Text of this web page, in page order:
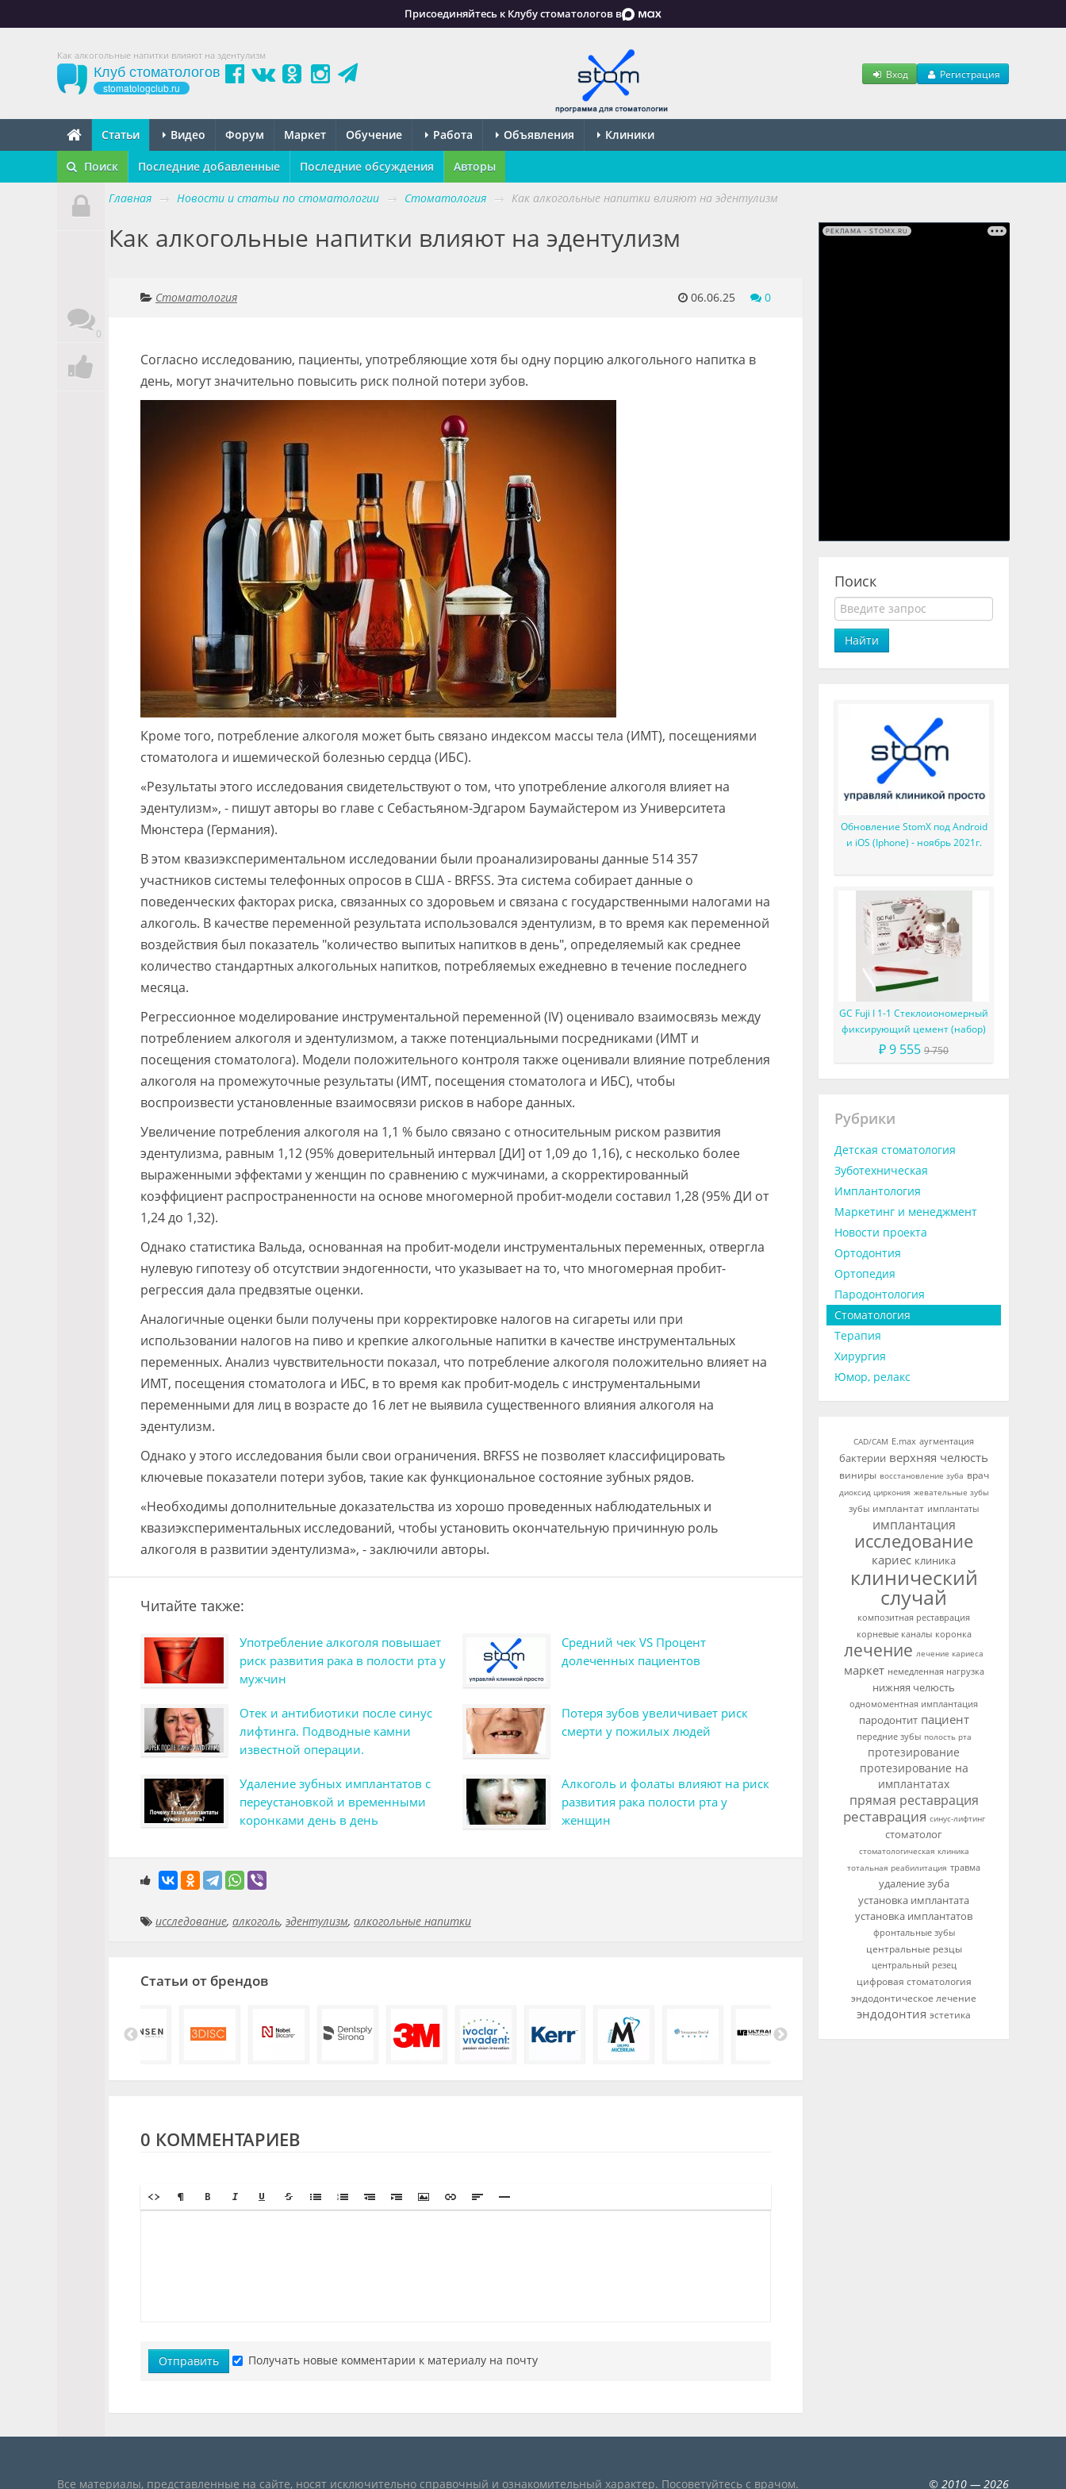
Присоединяйтесь к Клубу стоматологов в
Как алкогольные напитки влияют на эдентулизм
Клуб стоматологов
stomatologclub.ru
Вход Регистрация
Статьи Видео Форум Маркет Обучение Работа Объявления Клиники
Поиск Последние добавленные Последние обсуждения Авторы
0
Главная → Новости и статьи по стоматологии → Стоматология → Как алкогольные напитки влияют на эдентулизм
Как алкогольные напитки влияют на эдентулизм
Стоматология 06.06.25 0
Согласно исследованию, пациенты, употребляющие хотя бы одну порцию алкогольного напитка в
день, могут значительно повысить риск полной потери зубов.
Кроме того, потребление алкоголя может быть связано индексом массы тела (ИМТ), посещениями
стоматолога и ишемической болезнью сердца (ИБС).
«Результаты этого исследования свидетельствуют о том, что употребление алкоголя влияет на
эдентулизм», - пишут авторы во главе с Себастьяном-Эдгаром Баумайстером из Университета
Мюнстера (Германия).
В этом квазиэкспериментальном исследовании были проанализированы данные 514 357
участников системы телефонных опросов в США - BRFSS. Эта система собирает данные о
поведенческих факторах риска, связанных со здоровьем и связана с государственными налогами на
алкоголь. В качестве переменной результата использовался эдентулизм, в то время как переменной
воздействия был показатель "количество выпитых напитков в день", определяемый как среднее
количество стандартных алкогольных напитков, потребляемых ежедневно в течение последнего
месяца.
Регрессионное моделирование инструментальной переменной (IV) оценивало взаимосвязь между
потреблением алкоголя и эдентулизмом, а также потенциальными посредниками (ИМТ и
посещения стоматолога). Модели положительного контроля также оценивали влияние потребления
алкоголя на промежуточные результаты (ИМТ, посещения стоматолога и ИБС), чтобы
воспроизвести установленные взаимосвязи рисков в наборе данных.
Увеличение потребления алкоголя на 1,1 % было связано с относительным риском развития
эдентулизма, равным 1,12 (95% доверительный интервал [ДИ] от 1,09 до 1,16), с несколько более
выраженными эффектами у женщин по сравнению с мужчинами, а скорректированный
коэффициент распространенности на основе многомерной пробит-модели составил 1,28 (95% ДИ от
1,24 до 1,32).
Однако статистика Вальда, основанная на пробит-модели инструментальных переменных, отвергла
нулевую гипотезу об отсутствии эндогенности, что указывает на то, что многомерная пробит-
регрессия дала предвзятые оценки.
Аналогичные оценки были получены при корректировке налогов на сигареты или при
использовании налогов на пиво и крепкие алкогольные напитки в качестве инструментальных
переменных. Анализ чувствительности показал, что потребление алкоголя положительно влияет на
ИМТ, посещения стоматолога и ИБС, в то время как пробит-модель с инструментальными
переменными для лиц в возрасте до 16 лет не выявила существенного влияния алкоголя на
эдентулизм.
Однако у этого исследования были свои ограничения. BRFSS не позволяет классифицировать
ключевые показатели потери зубов, такие как функциональное состояние зубных рядов.
«Необходимы дополнительные доказательства из хорошо проведенных наблюдательных и
квазиэкспериментальных исследований, чтобы установить окончательную причинную роль
алкоголя в развитии эдентулизма», - заключили авторы.
Читайте также:
Употребление алкоголя повышает
риск развития рака в полости рта у
мужчин
Средний чек VS Процент
долеченных пациентов
Отек и антибиотики после синус
лифтинга. Подводные камни
известной операции.
Потеря зубов увеличивает риск
смерти у пожилых людей
Удаление зубных имплантатов с
переустановкой и временными
коронками день в день
Алкоголь и фолаты влияют на риск
развития рака полости рта у
женщин
исследование, алкоголь, эдентулизм, алкогольные напитки
Статьи от брендов
0 КОММЕНТАРИЕВ
Отправить Получать новые комментарии к материалу на почту
РЕКЛАМА • STOMX.RU
Поиск
Найти
Обновление StomX под Android
и iOS (Iphone) - ноябрь 2021г.
GC Fuji I 1-1 Стеклоиономерный
фиксирующий цемент (набор)
₽ 9 555 9 750
Рубрики
Детская стоматология
Зуботехническая
Имплантология
Маркетинг и менеджмент
Новости проекта
Ортодонтия
Ортопедия
Пародонтология
Стоматология
Терапия
Хирургия
Юмор, релакс
CAD/CAM E.max аугментация
бактерии верхняя челюсть
виниры восстановление зуба врач
диоксид циркония жевательные зубы
зубы имплантат имплантаты
имплантация
исследование
кариес клиника
клинический
случай
композитная реставрация
корневые каналы коронка
лечение лечение кариеса
маркет немедленная нагрузка
нижняя челюсть
одномоментная имплантация
пародонтит пациент
передние зубы полость рта
протезирование
протезирование на
имплантатах
прямая реставрация
реставрация синус-лифтинг
стоматолог
стоматологическая клиника
тотальная реабилитация травма
удаление зуба
установка имплантата
установка имплантатов
фронтальные зубы
центральные резцы
центральный резец
цифровая стоматология
эндодонтическое лечение
эндодонтия эстетика
Все материалы, представленные на сайте, носят исключительно справочный и ознакомительный характер. Посоветуйтесь с врачом. © 2010 — 2026